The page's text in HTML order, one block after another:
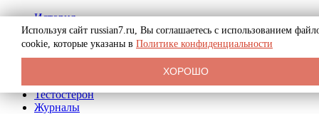
История
Биография
Криминал
Реклама на сайте
Тестостерон
Журналы
Используя сайт russian7.ru, Вы соглашаетесь с использованием
cookie, которые указаны в Политике конфиденциальности
ХОРОШО